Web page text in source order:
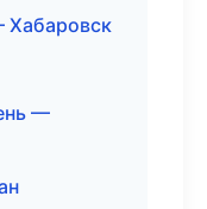
Хабаровск
—